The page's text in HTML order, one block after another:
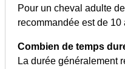
Pour un cheval adulte
recommandée est de 10
Combien de temps
La durée généralement